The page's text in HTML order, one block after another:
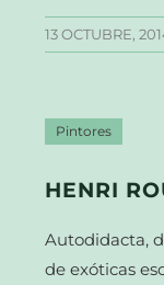
13 OCTUBRE,
Pintores
HENRI
Autodidacta,
de exóticas